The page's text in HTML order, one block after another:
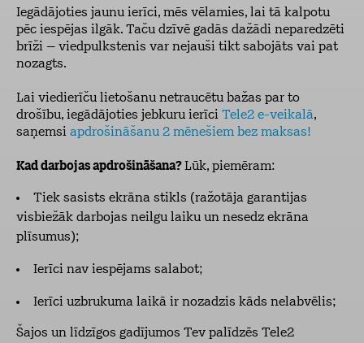
Iegādājoties jaunu ierīci, mēs vēlamies, lai tā kalpotu
pēc iespējas ilgāk. Taču dzīvē gadās dažādi neparedzēti
brīži – viedpulkstenis var nejauši tikt sabojāts vai pat
nozagts.
Lai viedierīču lietošanu netraucētu bažas par to
drošību, iegādājoties jebkuru ierīci Tele2 e-veikalā,
saņemsi apdrošināšanu 2 mēnešiem bez maksas!
Kad darbojas apdrošināšana?Lūk, piemēram:
Tiek sasists ekrāna stikls (ražotāja garantijas
visbiežāk darbojas neilgu laiku un nesedz ekrāna
plīsumus);
Ierīci nav iespējams salabot;
Ierīci uzbrukuma laikā ir nozadzis kāds nelabvēlis;
Šajos un līdzīgos gadījumos Tev palīdzēs Tele2